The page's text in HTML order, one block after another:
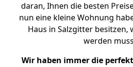
daran, Ihnen die besten
nun eine kleine Wohnung
Haus in Salzgitter besitzen,
werden
Wir haben immer die